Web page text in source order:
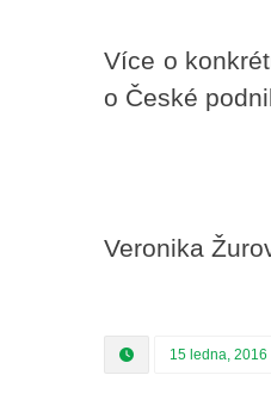
Více o
o České
Veronika
15 ledna, 2016